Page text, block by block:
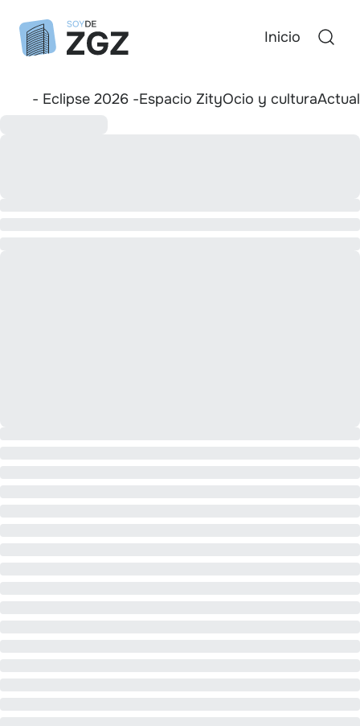
Inicio
- Eclipse 2026 -Espacio ZityOcio y cultura